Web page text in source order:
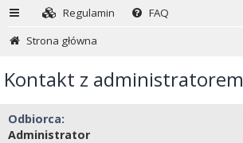
Regulamin
FAQ
Strona główna
Kontakt z
Odbiorca:
Administrator